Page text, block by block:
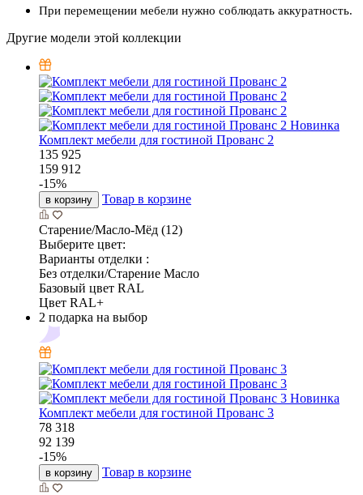
При перемещении мебели нужно соблюдать аккуратность.
Другие модели этой коллекции
Новинка
Комплект мебели для гостиной Прованс 2
135 925
159 912
-15%
в корзину Товар в корзине
Старение/Масло-Мёд (12)
Выберите цвет:
Варианты отделки :
Без отделки/Старение Масло
Базовый цвет RAL
Цвет RAL+
2 подарка на выбор
Новинка
Комплект мебели для гостиной Прованс 3
78 318
92 139
-15%
в корзину Товар в корзине